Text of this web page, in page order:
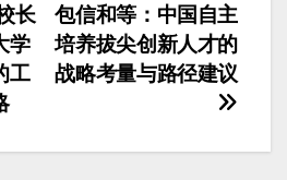
包信和等：中国自主
培养拔尖创新人才的
战略考量与路径建议
长
学
工